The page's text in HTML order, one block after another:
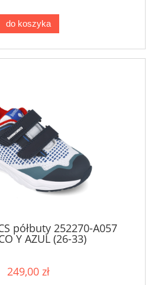
do koszyka
półbuty 252270-A057
Y AZUL (26-33)
249,00 zł